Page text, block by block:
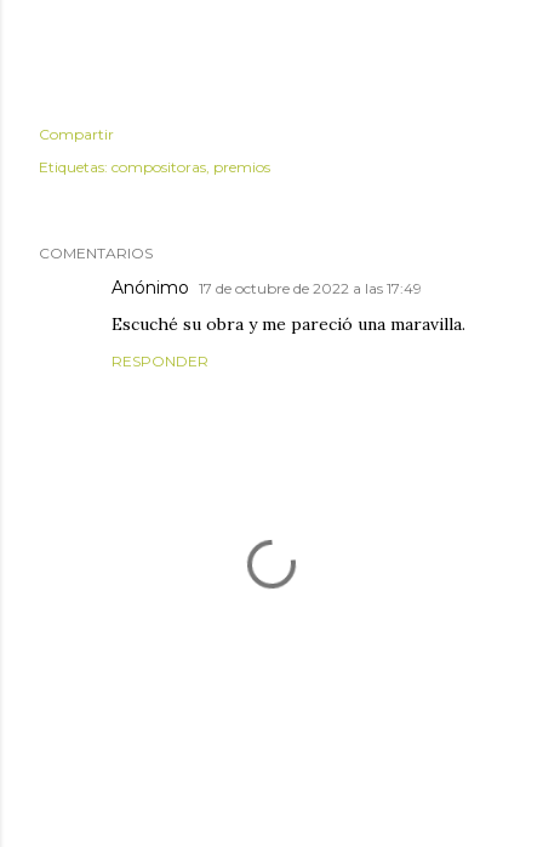
Compartir
Etiquetas: compositoras premios
COMENTARIOS
Anónimo 17 de octubre de 2022 a las 17:49
Escuché su obra y me pareció una maravilla.
RESPONDER